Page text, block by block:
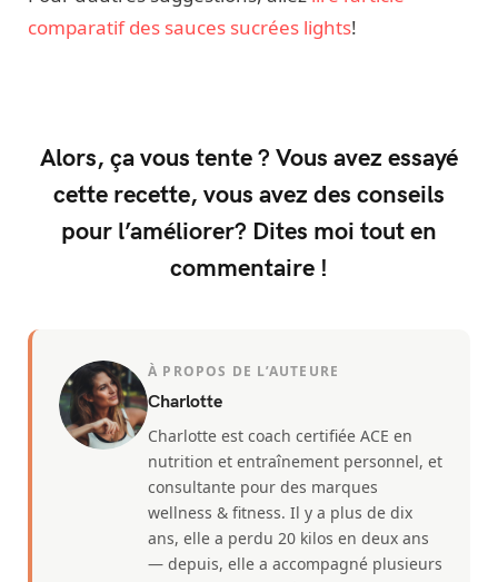
comparatif des sauces sucrées lights!
Alors, ça vous tente ? Vous avez essayé
cette recette, vous avez des conseils
pour l’améliorer? Dites moi tout en
commentaire !
À PROPOS DE L’AUTEURE
Charlotte
Charlotte est coach certifiée ACE en
nutrition et entraînement personnel, et
consultante pour des marques
wellness & fitness. Il y a plus de dix
ans, elle a perdu 20 kilos en deux ans
— depuis, elle a accompagné plusieurs